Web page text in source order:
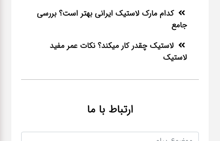
کدام مارک لاستیک ایرانی بهتر است؟ بررسی
جامع
لاستیک چقدر کار میکند؟ نکات عمر مفید
لاستیک
ارتباط با ما